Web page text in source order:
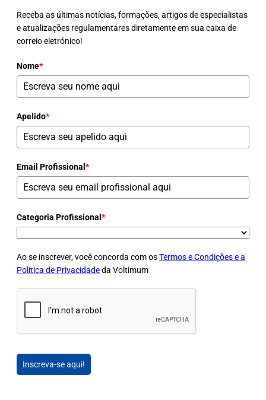
Receba as últimas notícias, formações, artigos de especialistas
e atualizações regulamentares diretamente em sua caixa de
correio eletrónico!
Nome*
Apelido*
Email Profissional *
Categoria Profissional *
Ao se inscrever, você concorda com osTermos e Condições e a
Política de Privacidadeda Voltimum
Inscreva-se aqui!